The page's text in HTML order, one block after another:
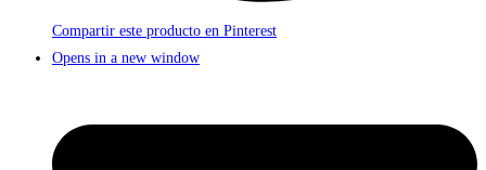
Compartir este producto en Pinterest
Opens in a new window